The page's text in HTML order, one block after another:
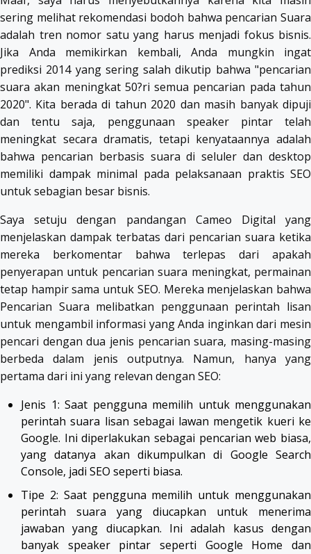
sering melihat rekomendasi bodoh bahwa pencarian Suara
adalah tren nomor satu yang harus menjadi fokus bisnis.
Jika Anda memikirkan kembali, Anda mungkin ingat
prediksi 2014 yang sering salah dikutip bahwa "pencarian
suara akan meningkat 50?ri semua pencarian pada tahun
2020". Kita berada di tahun 2020 dan masih banyak dipuji
dan tentu saja, penggunaan speaker pintar telah
meningkat secara dramatis, tetapi kenyataannya adalah
bahwa pencarian berbasis suara di seluler dan desktop
memiliki dampak minimal pada pelaksanaan praktis SEO
untuk sebagian besar bisnis.
Saya setuju dengan pandangan Cameo Digital yang
menjelaskan dampak terbatas dari pencarian suara ketika
mereka berkomentar bahwa terlepas dari apakah
penyerapan untuk pencarian suara meningkat, permainan
tetap hampir sama untuk SEO. Mereka menjelaskan bahwa
Pencarian Suara melibatkan penggunaan perintah lisan
untuk mengambil informasi yang Anda inginkan dari mesin
pencari dengan dua jenis pencarian suara, masing-masing
berbeda dalam jenis outputnya. Namun, hanya yang
pertama dari ini yang relevan dengan SEO:
Jenis 1: Saat pengguna memilih untuk menggunakan
perintah suara lisan sebagai lawan mengetik kueri ke
Google. Ini diperlakukan sebagai pencarian web biasa,
yang datanya akan dikumpulkan di Google Search
Console, jadi SEO seperti biasa.
Tipe 2: Saat pengguna memilih untuk menggunakan
perintah suara yang diucapkan untuk menerima
jawaban yang diucapkan. Ini adalah kasus dengan
banyak speaker pintar seperti Google Home dan